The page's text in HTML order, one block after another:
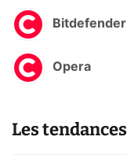
Bitdefender
Opera
Les tendances